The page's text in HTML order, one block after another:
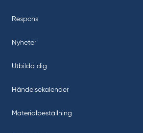
Respons
Nyheter
Utbilda dig
Händelsekalender
Materialbeställning